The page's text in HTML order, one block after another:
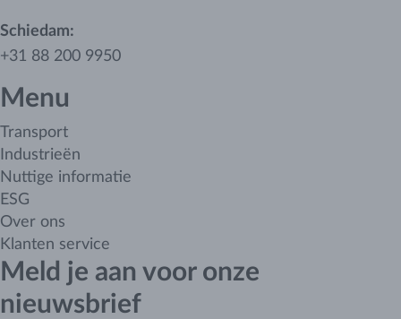
Schiedam:
+31 88 200 9950
Menu
Transport
Industrieën
Nuttige informatie
ESG
Over ons
Klanten service
Meld je aan voor onze
nieuwsbrief